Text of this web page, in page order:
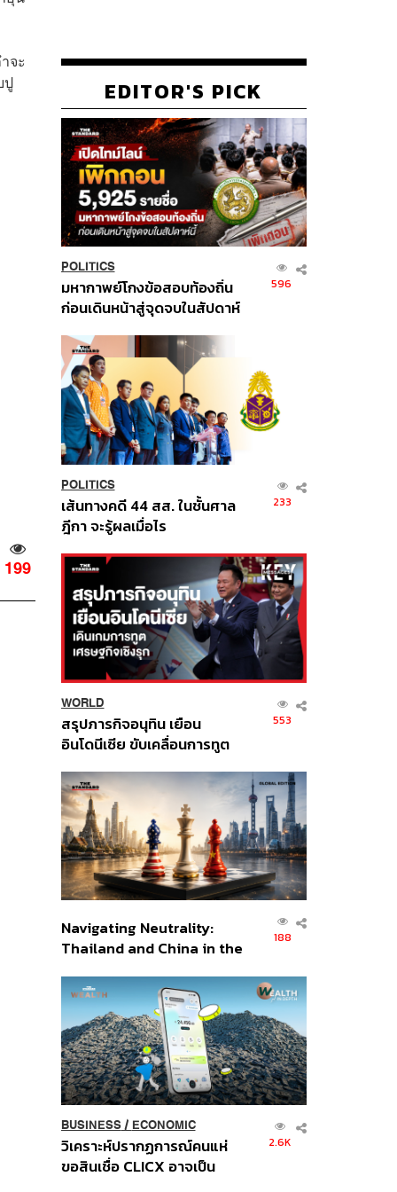
จะ
ปู
199
EDITOR'S PICK
POLITICS
มหากาพย์โกงข้อสอบท้องถิ่น
ก่อนเดินหน้าสู่จุดจบในสัปดาห์
596
POLITICS
เส้นทางคดี 44 สส. ในชั้นศาล
ฎีกา จะรู้ผลเมื่อไร
233
WORLD
สรุปภารกิจอนุทิน เยือน
อินโดนีเซีย ขับเคลื่อนการทูต
ส่วนยุทธศาสตร์ไทย –
อินโดนีเซีย
553
Navigating Neutrality:
Thailand and China in the
Order
188
BUSINESS/ ECONOMIC
วิเคราะห์ปรากฏการณ์คนแห่
ขอสินเชื่อ CLICX อาจเป็น
2.6K